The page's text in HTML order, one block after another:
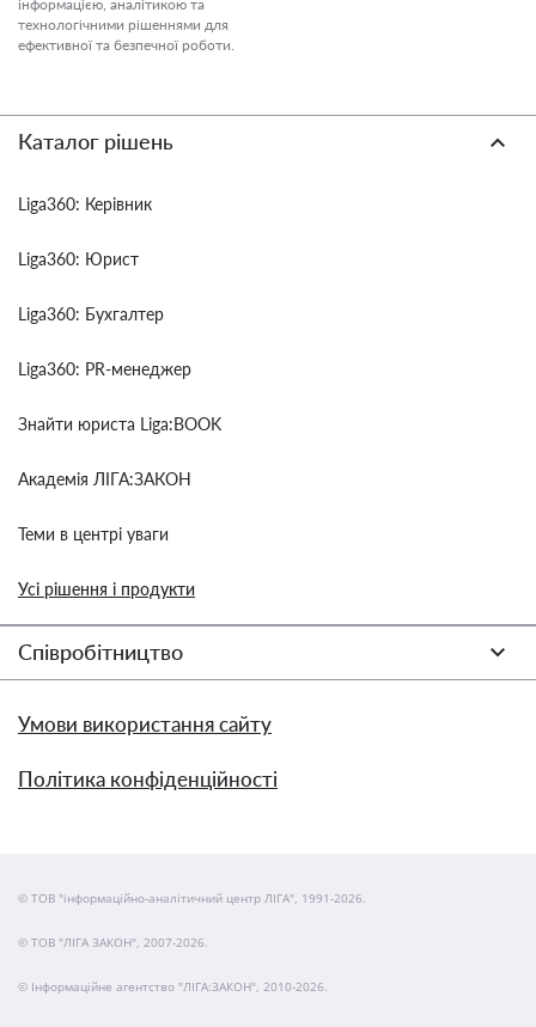
інформацією, аналітикою та
технологічними рішеннями для
ефективної та безпечної роботи.
Каталог рішень
Liga360: Керівник
Liga360: Юрист
Liga360: Бухгалтер
Liga360: PR-менеджер
Знайти юриста Liga:BOOK
Академія ЛІГА:ЗАКОН
Теми в центрі уваги
Усі рішення і продукти
Співробітництво
Умови використання сайту
Політика конфіденційності
© ТОВ "інформаційно-аналітичний центр ЛІГА", 1991-2026.
© ТОВ "ЛІГА ЗАКОН", 2007-2026.
© Інформаційне агентство "ЛІГА:ЗАКОН", 2010-2026.